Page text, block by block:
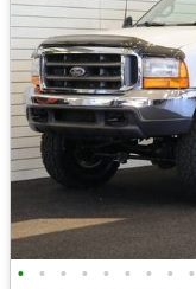
• • • • • • • • •